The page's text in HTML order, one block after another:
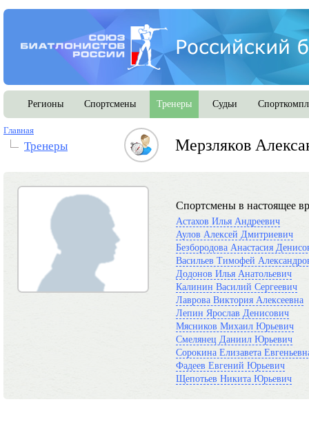
Регионы Спортсмены Тренеры Судьи
Главная
Тренеры Мерзляков
Спортсмены в настоящее
Астахов Илья Андреевич
Аулов Алексей Дмитриевич
Безбородова Анастасия
Васильев Тимофей
Додонов Илья Анатольевич
Калинин Василий Сергеевич
Лаврова Виктория Алексеевна
Лепин Ярослав Денисович
Мясников Михаил Юрьевич
Смелянец Даниил Юрьевич
Сорокина Елизавета
Фадеев Евгений Юрьевич
Щепотьев Никита Юрьевич